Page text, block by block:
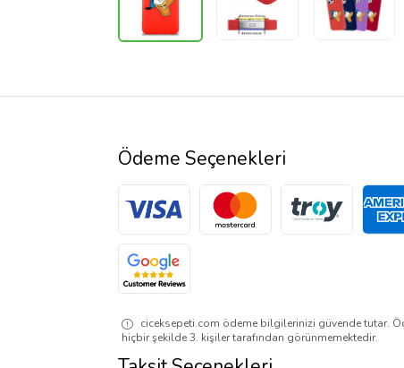
Ödeme Seçenekleri
ciceksepeti.com ödeme bilgilerinizi güvende tutar.
hiçbir şekilde 3. kişiler tarafından görünmemektedir.